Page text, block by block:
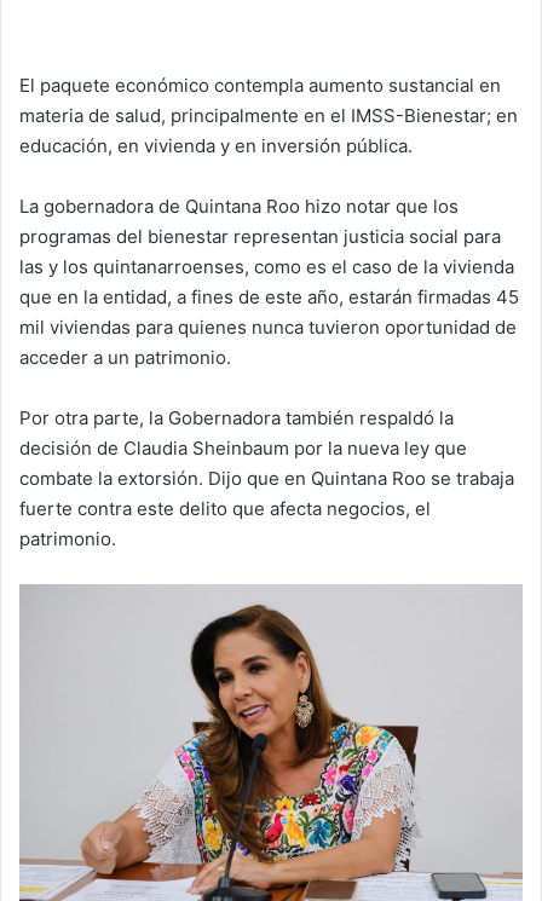
El paquete económico contempla aumento sustancial en
materia de salud, principalmente en el IMSS-Bienestar; en
educación, en vivienda y en inversión pública.
La gobernadora de Quintana Roo hizo notar que los
programas del bienestar representan justicia social para
las y los quintanarroenses, como es el caso de la vivienda
que en la entidad, a fines de este año, estarán firmadas 45
mil viviendas para quienes nunca tuvieron oportunidad de
acceder a un patrimonio.
Por otra parte, la Gobernadora también respaldó la
decisión de Claudia Sheinbaum por la nueva ley que
combate la extorsión. Dijo que en Quintana Roo se trabaja
fuerte contra este delito que afecta negocios, el
patrimonio.